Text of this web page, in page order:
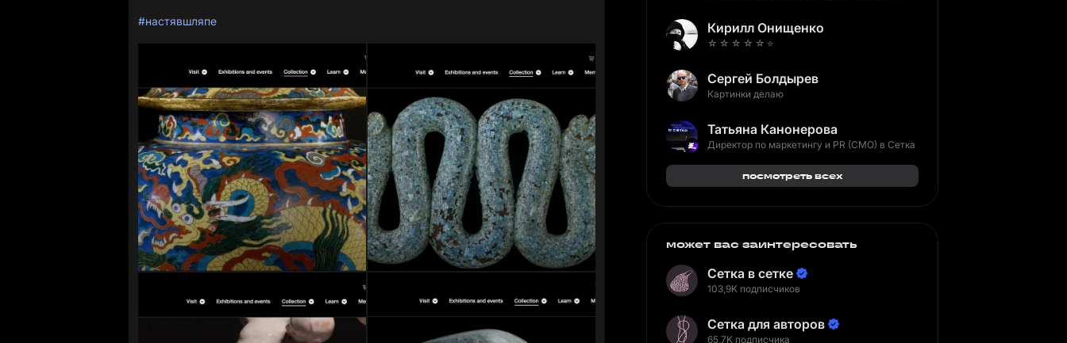
#настявшляпе Кирилл Онищенко
☆ ☆ ☆ ☆ ☆ ⭐️
Сергей Болдырев
Картинки делаю
Татьяна Канонерова
Директор по маркетингу и PR (CMO) в Сетка
посмотреть всех
может вас заинтересовать
Сетка в сетке
103,9K подписчиков
Сетка для авторов
65,7K подписчика